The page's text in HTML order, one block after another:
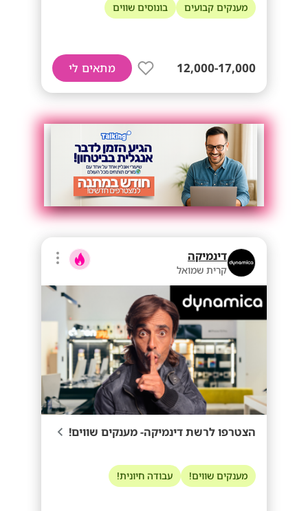
מענקים קבועים בונוסים שווים
12,000-17,000 מתאים לי
דינמיקה
קרית שמואל
הצטרפו לרשת דינמיקה- מענקים שווים!
מענקים שווים! עבודה חיונית!